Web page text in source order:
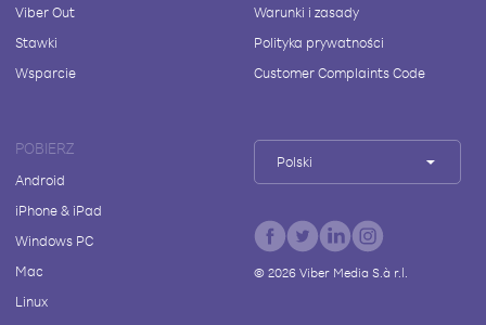
Viber Out
Stawki
Wsparcie
Warunki i zasady
Polityka prywatności
Customer Complaints Code
POBIERZ
Android
iPhone & iPad
Windows PC
Mac
Linux
Polski
© 2026Viber Media S.à r.l.